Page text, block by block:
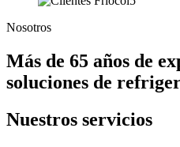
Nosotros
Más de 65 años de
soluciones de
Nuestros servicios